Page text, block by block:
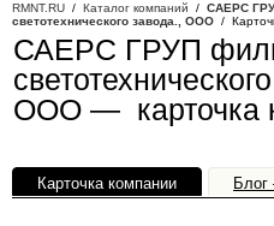
RMNT.RU / Каталог компаний / САЕРС
светотехнического завода., ООО /
САЕРС ГРУП
ООО — карточка
Карточка компании